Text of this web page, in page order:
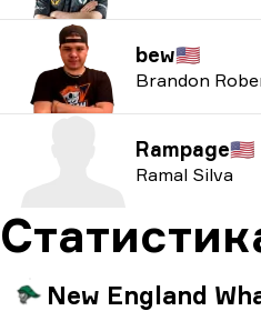
bew🇺🇸
Brandon
Rampage🇺🇸
Ramal Silva
New England